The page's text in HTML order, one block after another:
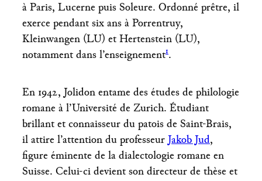
à Paris, Lucerne puis Soleure. Ordonné prêtre, il
exerce pendant six ans à Porrentruy,
Kleinwangen (LU) et Hertenstein (LU),
notamment dans l’enseignement1.
En 1942, Jolidon entame des études de philologie
romane à l’Université de Zurich. Étudiant
brillant et connaisseur du patois de Saint-Brais,
il attire l’attention du professeurJakob Jud,
figure éminente de la dialectologie romane en
Suisse. Celui-ci devient son directeur de thèse et